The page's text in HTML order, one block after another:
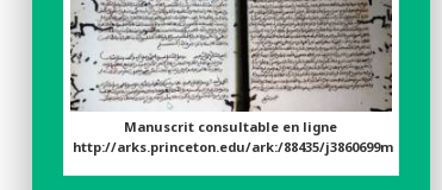
Manuscrit consultable en ligne
http://arks.princeton.edu/ark:/88435/j3860699m